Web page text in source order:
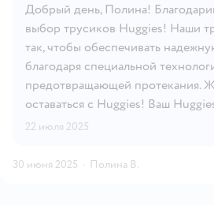
Добрый день, Полина!
выбор трусиков Huggies! Наши
так, чтобы обеспечивать
благодаря специальной
предотвращающей протекания.
оставаться с Huggies! Ваш
22 июля 2025
30 июня 2025 · Полина В.